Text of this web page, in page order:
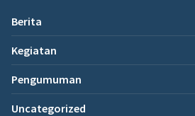
Berita
Kegiatan
Pengumuman
Uncategorized